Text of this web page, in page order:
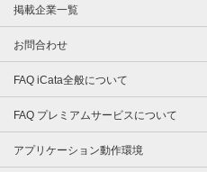
掲載企業一覧
お問合わせ
FAQ iCata全般について
FAQ プレミアムサービスについて
アプリケーション動作環境